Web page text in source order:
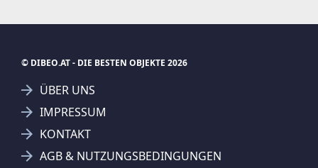
SUCHAGENT ANLEGEN FÜR DIE
AKTUELLEN SUCHKRITERIEN
© DIBEO.AT - DIE BESTEN OBJEKTE 2026
ÜBER UNS
IMPRESSUM
KONTAKT
AGB & NUTZUNGSBEDINGUNGEN